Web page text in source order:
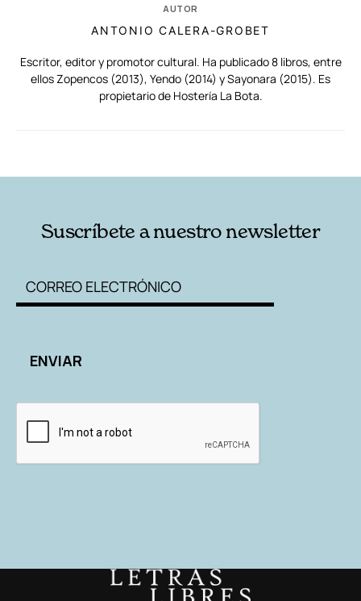
AUTOR
ANTONIO CALERA-GROBET
Escritor, editor y promotor cultural. Ha publicado 8 libros, entre
ellos Zopencos (2013), Yendo (2014) y Sayonara (2015). Es
propietario de Hostería La Bota.
Suscríbete a nuestro newsletter